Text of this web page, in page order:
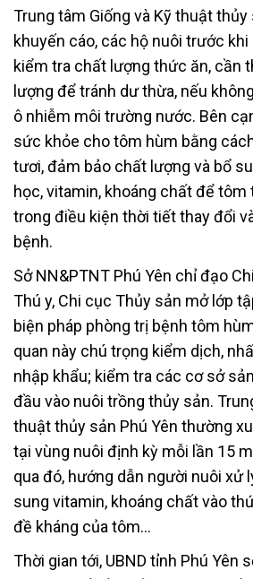
Trung tâm Giống và Kỹ thuật thủy
khuyến cáo, các hộ nuôi trước
kiểm tra chất lượng thức ăn, cần
lượng để tránh dư thừa, nếu
ô nhiễm môi trường nước. Bên
sức khỏe cho tôm hùm bằng
tươi, đảm bảo chất lượng và bổ
học, vitamin, khoáng chất để
trong điều kiện thời tiết thay đổi
bệnh.
Sở NN&PTNT Phú Yên chỉ đạo
Thú y, Chi cục Thủy sản mở lớp
biện pháp phòng trị bệnh tôm
quan này chú trọng kiểm dịch,
nhập khẩu; kiểm tra các cơ sở
đầu vào nuôi trồng thủy sản.
thuật thủy sản Phú Yên thường
tại vùng nuôi định kỳ mỗi lần 15
qua đó, hướng dẫn người nuôi xử
sung vitamin, khoáng chất vào
đề kháng của tôm…
Thời gian tới, UBND tỉnh Phú Yên